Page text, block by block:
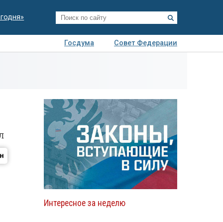
Госдума
Совет Федерации
Интересное за неделю